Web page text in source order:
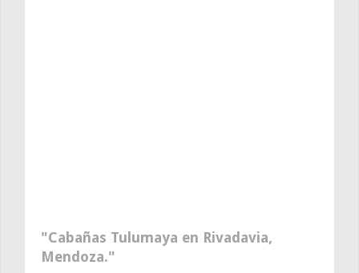
Cabañas Tulumaya en Rivadavia,
Mendoza.